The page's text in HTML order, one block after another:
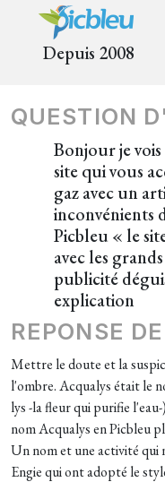
Depuis 2008
QUESTION
Bonjour je
site qui vous
gaz avec un
inconvénients
Picbleu « le
avec les
publicité
explication
REPONSE
Mettre le doute et la
l'ombre. Acqualys était le
lys -la fleur qui purifie
nom Acqualys en Picbleu
Un nom et une activité qui
Engie qui ont adopté le